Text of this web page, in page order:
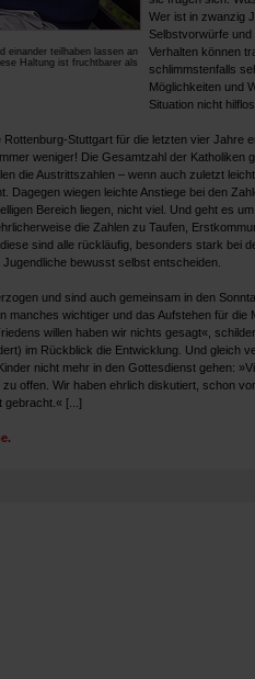
einander teilhaben lassen an
Haltung ist fruchtbarer als
Wer ist in zwanzig
Selbstvorwürfe und
Verhalten können
schlimmstenfalls
Möglichkeiten und
Situation nicht
Stuttgart für die letzten vier Jahre
weniger! Die Gesamtzahl der Katholiken
die Austrittszahlen – wenn auch zuletzt
Dagegen wiegen leichte Anstiege bei den
Bereich liegen, nicht viel. Und geht es
die Zahlen zu Taufen,
sind alle rückläufig, besonders stark bei
bewusst selbst entscheiden.
und sind auch gemeinsam in den
manches wichtiger und das Aufstehen für die
willen haben wir nichts gesagt«,
im Rückblick die Entwicklung. Und gleich
nicht mehr in den Gottesdienst gehen:
offen. Wir haben ehrlich diskutiert, schon
gebracht.« [...]